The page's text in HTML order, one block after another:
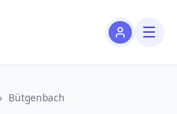
› Bütgenbach